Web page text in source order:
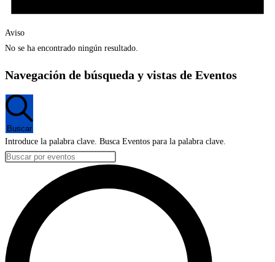
Aviso
No se ha encontrado ningún resultado.
Navegación de búsqueda y vistas de Eventos
Buscar
Introduce la palabra clave. Busca Eventos para la palabra clave.